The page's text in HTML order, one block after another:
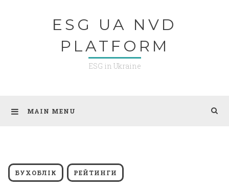
ESG UA NVD
PLATFORM
ESG in Ukraine
MAIN MENU
БУХОБЛІК РЕЙТИНГИ